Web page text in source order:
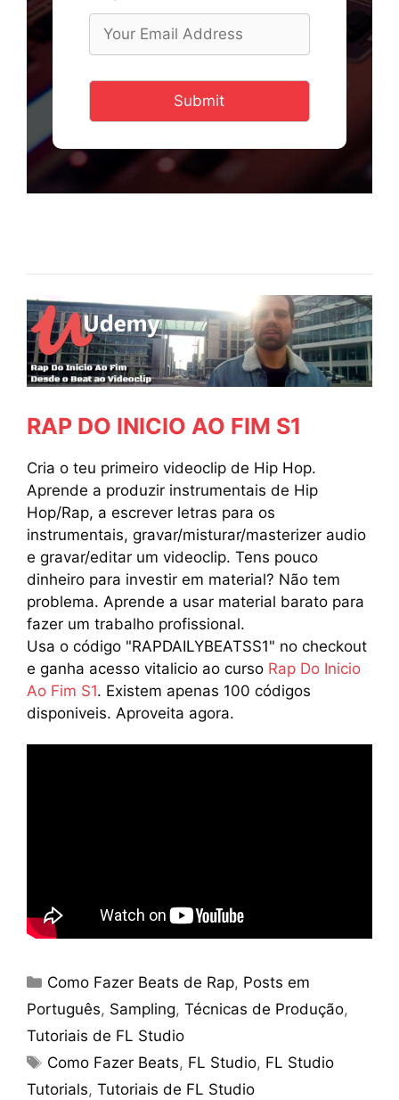
Submit
RAP DO INICIO AO FIM S1
Cria o teu primeiro videoclip de Hip Hop.
Aprende a produzir instrumentais de Hip
Hop/Rap, a escrever letras para os
instrumentais, gravar/misturar/masterizer audio
e gravar/editar um videoclip. Tens pouco
dinheiro para investir em material? Não tem
problema. Aprende a usar material barato para
fazer um trabalho profissional.
Usa o código "RAPDAILYBEATSS1" no checkout
e ganha acesso vitalicio ao curso Rap Do Inicio
Ao Fim S1. Existem apenas 100 códigos
disponiveis. Aproveita agora.
Categories
Como Fazer Beats de Rap, Posts em
Português, Sampling, Técnicas de Produção,
Tutoriais de FL Studio
Tags
Como Fazer Beats, FL Studio, FL Studio
Tutorials, Tutoriais de FL Studio